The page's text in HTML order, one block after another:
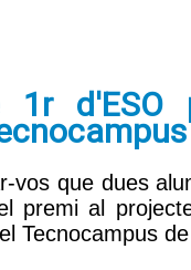
d'ESO
vos que dues
premi al
Tecnocampus